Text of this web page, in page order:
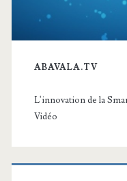
ABAVALA.TV
L'innovation de la
Vidéo